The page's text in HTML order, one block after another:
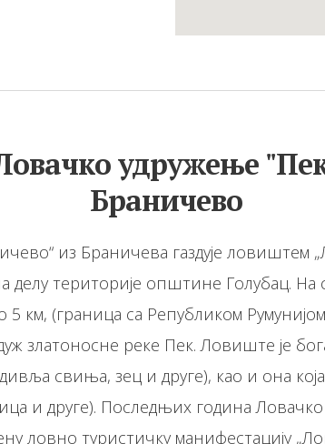
удружење
Браничево
из Браничева газдује ловиштем
са Републиком Румунијом), док је на
Ловиште је богато и у њему је дивљач
свиња, зец и друге), као и она
и друге). Последњих година
јако посећену ловно туристичку